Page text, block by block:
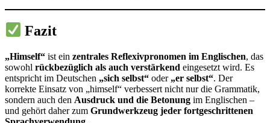
Fazit
„Himself“ ist ein zentrales Reflexivpronomen im Englischen, das
sowohl rückbezüglich als auch verstärkend eingesetzt wird. Es
entspricht im Deutschen „sich selbst“ oder „er selbst“. Der
korrekte Einsatz von „himself“ verbessert nicht nur die Grammatik,
sondern auch den Ausdruck und die Betonung im Englischen –
und gehört daher zum Grundwerkzeug jeder fortgeschrittenen